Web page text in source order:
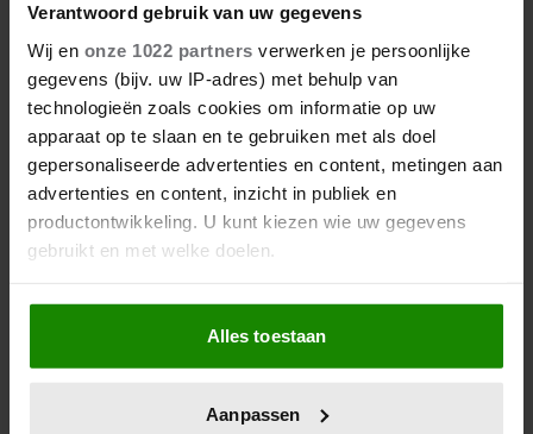
Verantwoord gebruik van uw gegevens
Wij en onze 1022 partners verwerken je persoonlijke
gegevens (bijv. uw IP-adres) met behulp van
technologieën zoals cookies om informatie op uw
apparaat op te slaan en te gebruiken met als doel
gepersonaliseerde advertenties en content, metingen aan
advertenties en content, inzicht in publiek en
productontwikkeling. U kunt kiezen wie uw gegevens
gebruikt en met welke doelen.
Als u het toestaat, willen we ook graag:
Informatie verzamelen over uw geografische
locatie, die tot een paar meter nauwkeurig kan zijn
scannen op specifieke eigenschappen (fingerprinting)
Alles toestaan
Aanpassen